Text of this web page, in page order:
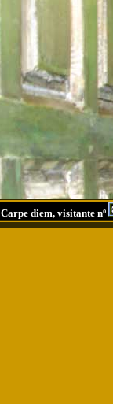
Carpe diem, visitante nº